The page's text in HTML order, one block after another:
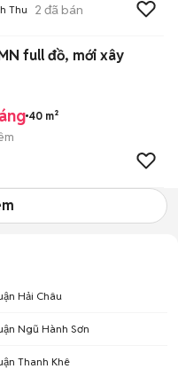
Thu 2 đã bán
full đồ, mới xây
40 m²
Hải Châu
Ngũ Hành Sơn
Thanh Khê